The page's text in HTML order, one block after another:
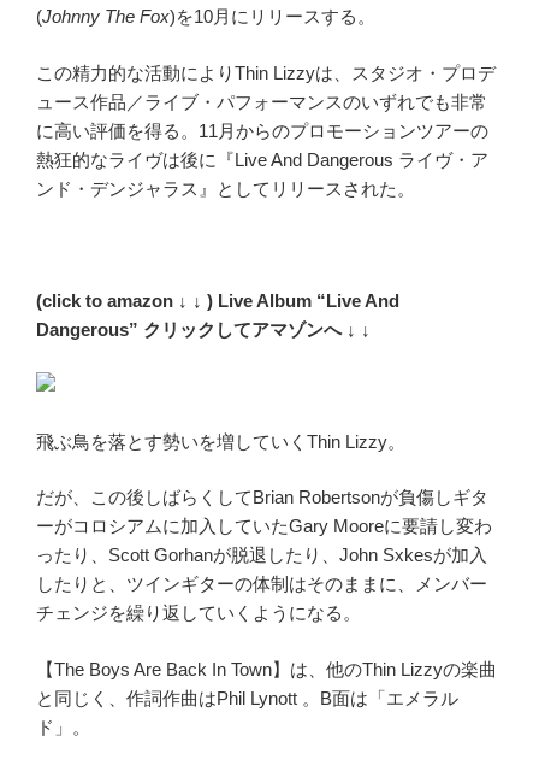
(Johnny The Fox)を10月にリリースする。
この精力的な活動によりThin Lizzyは、スタジオ・プロデ
ュース作品／ライブ・パフォーマンスのいずれでも非常
に高い評価を得る。11月からのプロモーションツアーの
熱狂的なライヴは後に『Live And Dangerous ライヴ・ア
ンド・デンジャラス』としてリリースされた。
(click to amazon ↓ ↓ ) Live Album “Live And
Dangerous” クリックしてアマゾンへ ↓ ↓
飛ぶ鳥を落とす勢いを増していくThin Lizzy。
だが、この後しばらくしてBrian Robertsonが負傷しギタ
ーがコロシアムに加入していたGary Mooreに要請し変わ
ったり、Scott Gorhanが脱退したり、John Sxkesが加入
したりと、ツインギターの体制はそのままに、メンバー
チェンジを繰り返していくようになる。
【The Boys Are Back In Town】は、他のThin Lizzyの楽曲
と同じく、作詞作曲はPhil Lynott 。B面は「エメラル
ド」。